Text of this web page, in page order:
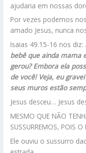
ajudaria em nossas
Por vezes podemos
amado Jesus, nunca
Isaias 49.15-16 nos diz:
bebê que ainda mama
gerou? Embora ela
de você! Veja, eu
seus muros estão
Jesus desceu… Jesus
MESMO QUE NÃO
SUSSURREMOS, POIS
Ele ouviu o sussurro